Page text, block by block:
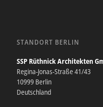
STANDORT BERLIN
SSP Rüthnick Architekten
Regina-Jonas-Straße 41/43
10999 Berlin
Deutschland